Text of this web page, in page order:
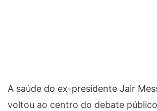
A saúde do ex-presidente Jair
voltou ao centro do debate